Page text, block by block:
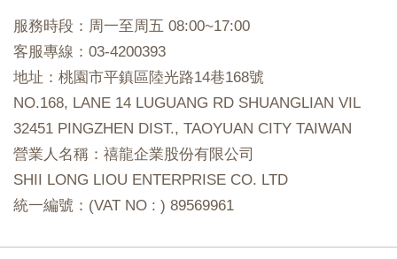
服務時段：周一至周五 08:00~17:00
客服專線：03-4200393
地址：桃園市平鎮區陸光路14巷168號
NO.168, LANE 14 LUGUANG RD SHUANGLIAN VIL
32451 PINGZHEN DIST., TAOYUAN CITY TAIWAN
營業人名稱：禧龍企業股份有限公司
SHII LONG LIOU ENTERPRISE CO. LTD
統一編號：(VAT NO : ) 89569961